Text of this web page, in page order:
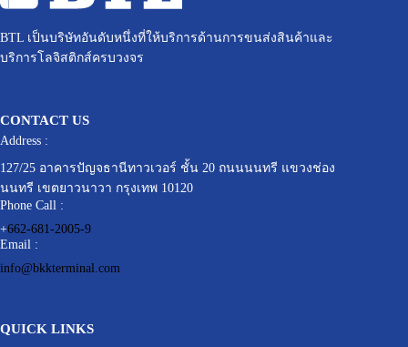
BTL เป็นบริษัทอันดับหนึ่งที่ให้บริการด้านการขนส่งสินค้าและ
บริการโลจิสติกส์ครบวงจร
CONTACT US
Address :
127/25 อาคารปัญจธานีทาวเวอร์ ชั้น 20 ถนนนนทรี แขวงช่อง
นนทรี เขตยาวนาวา กรุงเทพ 10120
Phone Call :
+662-681-2005-9
Email :
info@bkkterminal.com
QUICK LINKS